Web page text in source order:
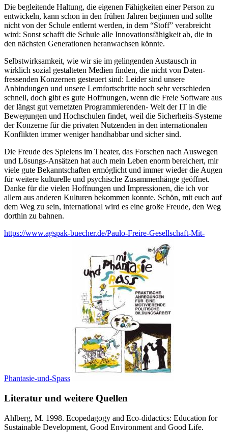
Die begleitende Haltung, die eigenen Fähigkeiten einer Person zu
entwickeln, kann schon in den frühen Jahren beginnen und sollte
nicht von der Schule entlernt werden, in dem “Stoff” verabreicht
wird: Sonst schafft die Schule alle Innovationsfähigkeit ab, die in
den nächsten Generationen heranwachsen könnte.
Selbstwirksamkeit, wie wir sie im gelingenden Austausch in
wirklich sozial gestalteten Medien finden, die nicht von Daten-
fressenden Konzernen gesteuert sind: Leider sind unsere
Anbindungen und unsere Lernfortschritte noch sehr verschieden
schnell, doch gibt es gute Hoffnungen, wenn die Freie Software aus
der längst gut vernetzten Programmierenden- Welt der IT in die
Bewegungen und Hochschulen findet, weil die Sicherheits-Systeme
der Konzerne für die privaten Nutzenden in den internationalen
Konflikten immer weniger handhabbar und sicher sind.
Die Freude des Spielens im Theater, das Forschen nach Auswegen
und Lösungs-Ansätzen hat auch mein Leben enorm bereichert, mir
viele gute Bekanntschaften ermöglicht und immer wieder die Augen
für weitere kulturelle und psychische Zusammenhänge geöffnet.
Danke für die vielen Hoffnungen und Impressionen, die ich vor
allem aus anderen Kulturen bekommen konnte. Schön, mit euch auf
dem Weg zu sein, international wird es eine große Freude, den Weg
dorthin zu bahnen.
https://www.agspak-buecher.de/Paulo-Freire-Gesellschaft-Mit-
Phantasie-und-Spass
Literatur und weitere Quellen
Ahlberg, M. 1998. Ecopedagogy and Eco-didactics: Education for
Sustainable Development, Good Environment and Good Life.